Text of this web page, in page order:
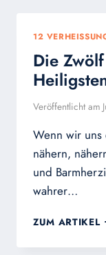
12
Die
Veröffentlicht am
Wenn wir uns
nähern,
und
wahrer…
ZUM ARTIKEL